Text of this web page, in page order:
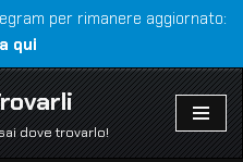
per rimanere aggiornato:
qui
dove trovarlo!